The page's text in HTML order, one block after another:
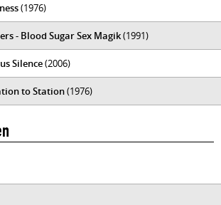
(1976)
- Blood Sugar Sex Magik(1991)
Silence(2006)
to Station(1976)